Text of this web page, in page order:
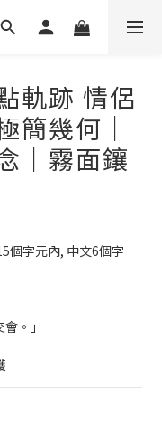
軌跡 情侶
簡幾何｜
｜霧面鑲
個字元內, 中文6個字
。」